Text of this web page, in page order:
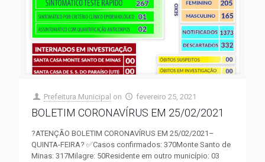
Prefeitura Municipal on fevereiro 25, 2021
BOLETIM CORONAVÍRUS EM 25/02/2021
?ATENÇÃO BOLETIM CORONAVÍRUS EM 25/02/2021–
QUINTA-FEIRA? ✅Casos confirmados: 370Monte Santo de
Minas: 317Milagre: 50Residente em outro município: 03